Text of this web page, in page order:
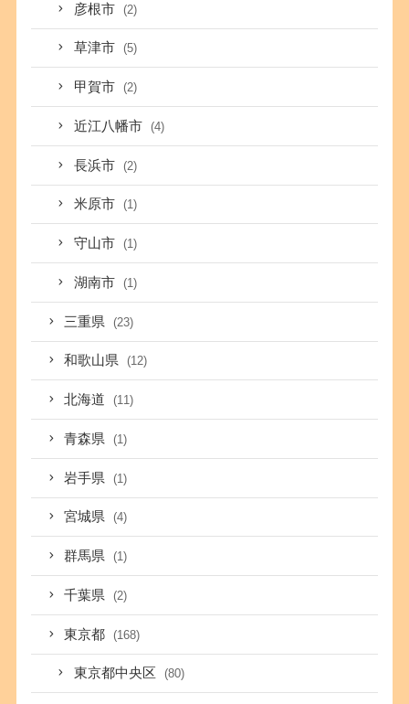
彦根市 (2)
草津市 (5)
甲賀市 (2)
近江八幡市 (4)
長浜市 (2)
米原市 (1)
守山市 (1)
湖南市 (1)
三重県 (23)
和歌山県 (12)
北海道 (11)
青森県 (1)
岩手県 (1)
宮城県 (4)
群馬県 (1)
千葉県 (2)
東京都 (168)
東京都中央区 (80)